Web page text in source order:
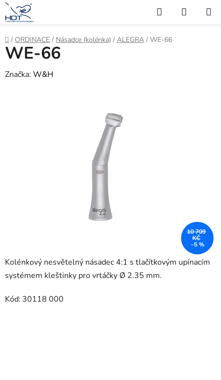
Přejít
na
obsah
Hledat
KOŠÍK
Domů
/ ORDINACE / Násadce (kolénka) / ALEGRA / WE-66
Kolénkový nesvětelný násadec 4:1 s tlačítkovým upínacím
systémem kleštinky pro vrtáčky Ø 2.35 mm.
Kód: 30118 000
WE-66
Značka: W&H
10 709
KČ
–5 %